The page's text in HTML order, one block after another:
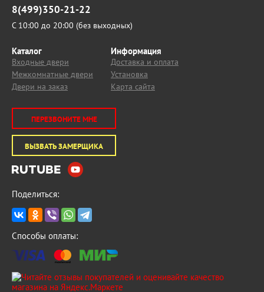
8(499)350-21-22
С 10:00 до 20:00 (без выходных)
Каталог
Входные двери
Межкомнатные двери
Двери на заказ
Информация
Доставка и оплата
Установка
Карта сайта
ПЕРЕЗВОНИТЕ МНЕ
ВЫЗВАТЬ ЗАМЕРЩИКА
Поделиться:
Способы оплаты: